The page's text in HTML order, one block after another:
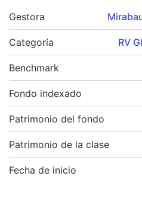
Gestora
Categoría RV
Benchmark
Fondo indexado
Patrimonio del fondo
Patrimonio de la clase
Fecha de inicio